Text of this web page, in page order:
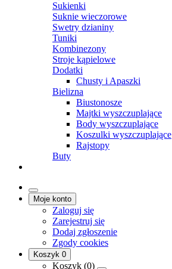
Sukienki
Suknie wieczorowe
Swetry dzianiny
Tuniki
Kombinezony
Stroje kąpielowe
Dodatki
Chusty i Apaszki
Bielizna
Biustonosze
Majtki wyszczuplające
Body wyszczuplające
Koszulki wyszczuplające
Rajstopy
Buty
Moje konto
Zaloguj się
Zarejestruj się
Dodaj zgłoszenie
Zgody cookies
Koszyk 0
Koszyk (0)